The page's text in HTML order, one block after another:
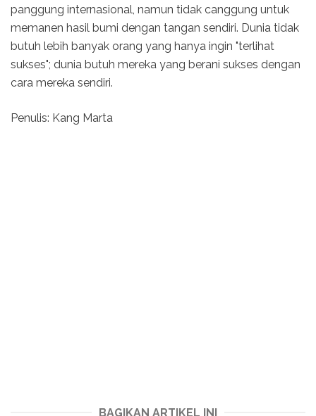
panggung internasional, namun tidak canggung untuk
memanen hasil bumi dengan tangan sendiri. Dunia tidak
butuh lebih banyak orang yang hanya ingin "terlihat
sukses"; dunia butuh mereka yang berani sukses dengan
cara mereka sendiri.
Penulis: Kang Marta
BAGIKAN ARTIKEL INI